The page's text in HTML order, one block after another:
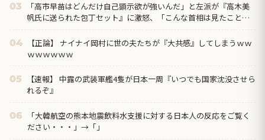
03
「高市早苗はどんだけ自己顕示欲が強いんだ」と左派が『高木美
帆氏に送られた包丁セット』に激怒、「こんな首相は見たことが
04
【正論】 ナイナイ岡村に世の夫たちが『大共感』してしまうｗｗ
ｗｗｗｗｗｗ
05
【速報】 中露の武装軍艦4隻が日本一周『いつでも国家沈没させら
れるぞ』
06
「大韓航空の熊本地震飲料水支援に対する日本人の反応をご覧く
ださい・・・」→「」